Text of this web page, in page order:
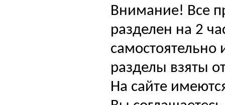
Внимание! Все
разделен на 2
самостоятельно
разделы взяты
На сайте